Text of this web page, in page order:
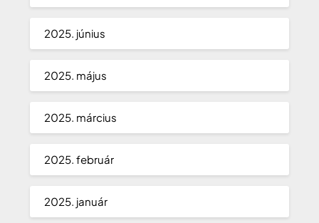
2025. június
2025. május
2025. március
2025. február
2025. január